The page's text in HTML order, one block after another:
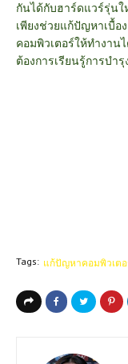
กันได้กับฮาร์ดแวร์รุ่นใ
เพียงช่วยแก้ปัญหาเบื้
คอมพิวเตอร์ให้ทำงาน
ต้องการเรียนรู้การบำ
Tags: แก้ปัญหาคอมพิวเตอ